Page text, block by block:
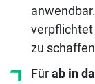
verpflichtet
zu
Fürab in